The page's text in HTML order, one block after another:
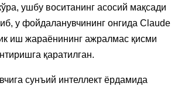
ушбу воситанинг асосий мақсади
у фойдаланувчининг онгида Claude
иш жараёнининг ажралмас қисми
қаратилган.
сунъий интеллект ёрдамида